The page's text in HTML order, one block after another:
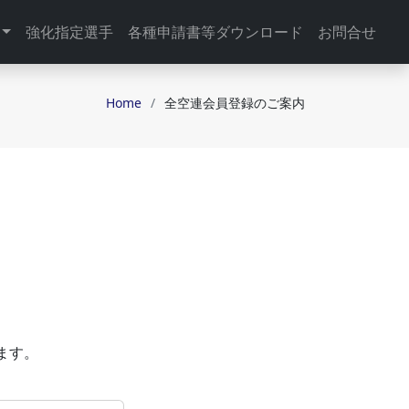
強化指定選手 各種申請書等ダウンロード お問合せ
Home 全空連会員登録のご案内
。